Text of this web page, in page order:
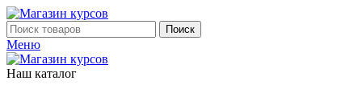
Поиск
Меню
Наш каталог